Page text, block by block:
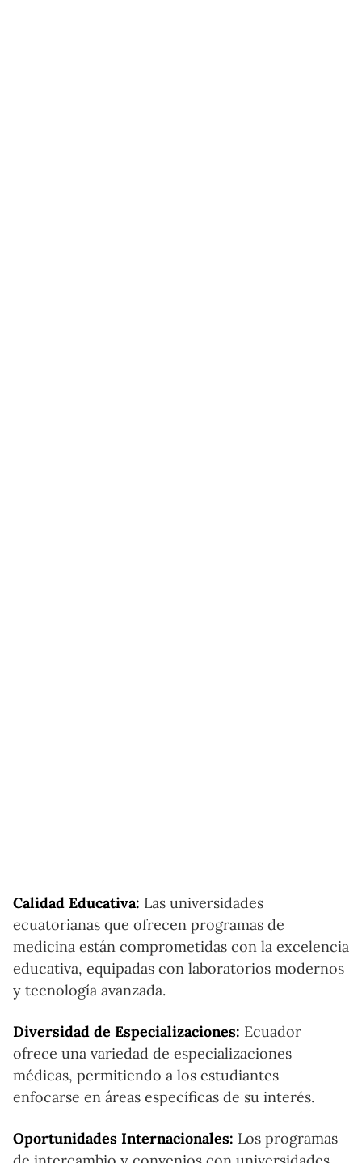
Calidad Educativa: Las universidades
ecuatorianas que ofrecen programas de
medicina están comprometidas con la excelencia
educativa, equipadas con laboratorios modernos
y tecnología avanzada.
Diversidad de Especializaciones: Ecuador
ofrece una variedad de especializaciones
médicas, permitiendo a los estudiantes
enfocarse en áreas específicas de su interés.
Oportunidades Internacionales: Los programas